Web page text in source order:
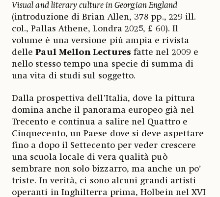
Visual and literary culture in Georgian England
(introduzione di Brian Allen, 378 pp., 229 ill.
col., Pallas Athene, Londra 2025, £ 60). Il
volume è una versione più ampia e rivista
dellePaul Mellon Lectures fatte nel 2009 e
nello stesso tempo una specie di summa di
una vita di studi sul soggetto.
Dalla prospettiva dell’Italia, dove la pittura
domina anche il panorama europeo già nel
Trecento e continua a salire nel Quattro e
Cinquecento, un Paese dove si deve aspettare
fino a dopo il Settecento per veder crescere
una scuola locale di vera qualità può
sembrare non solo bizzarro, ma anche un po’
triste. In verità, ci sono alcuni grandi artisti
operanti in Inghilterra prima, Holbein nel XVI